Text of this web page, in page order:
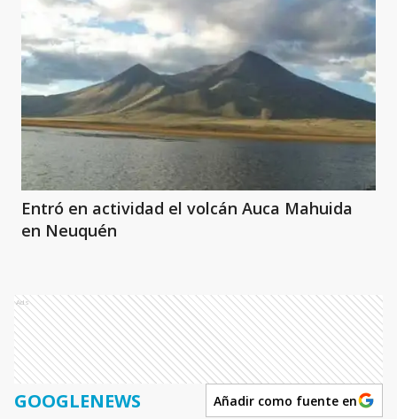
Entró en actividad el volcán Auca Mahuida
en Neuquén
Ads
GOOGLENEWS Añadir como fuente en